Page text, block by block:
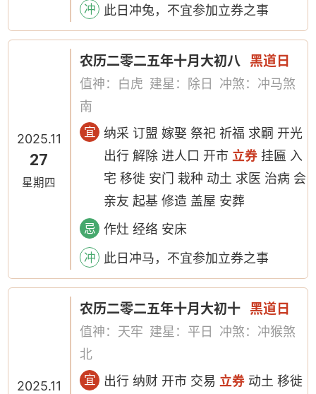
冲 此日冲兔，不宜参加立券之事
2025.11
27
星期四
农历二零二五年十月大初八 黑道日
值神：白虎 建星：除日
冲煞：冲马煞
南
宜
纳采 订盟 嫁娶 祭祀 祈福 求嗣 开光
出行 解除 进人口 开市 立券 挂匾 入
宅 移徙 安门 栽种 动土 求医 治病 会
亲友 起基 修造 盖屋 安葬
忌 作灶 经络 安床
冲 此日冲马，不宜参加立券之事
2025.11
农历二零二五年十月大初十 黑道日
值神：天牢 建星：平日
冲煞：冲猴煞
北
宜 出行 纳财 开市 交易立券 动土 移徙